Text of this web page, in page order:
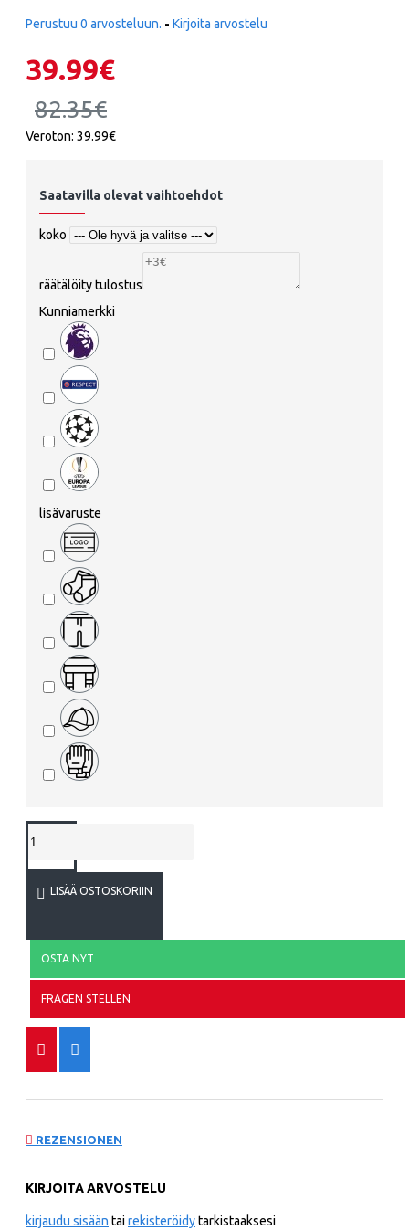
Perustuu 0 arvosteluun. - Kirjoita arvostelu
39.99€
82.35€
Veroton: 39.99€
Saatavilla olevat vaihtoehdot
koko
räätälöity tulostus
Kunniamerkki
lisävaruste
LISÄÄ OSTOSKORIIN
OSTA NYT
FRAGEN STELLEN
REZENSIONEN
KIRJOITA ARVOSTELU
kirjaudu sisään tairekisteröidytarkistaaksesi